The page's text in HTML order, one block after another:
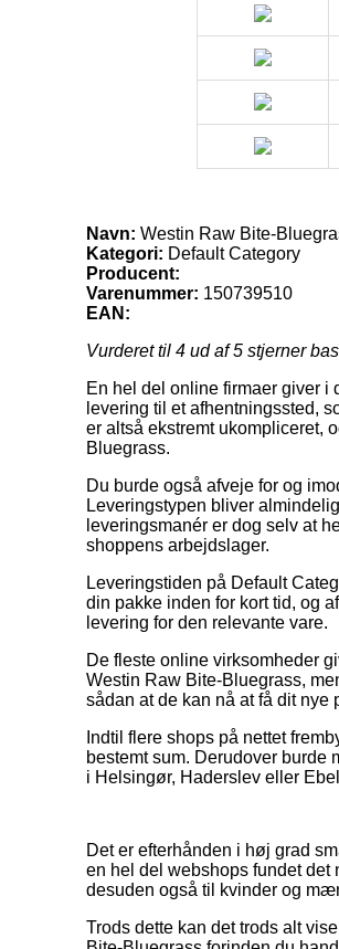
Navn: Westin Raw Bite-
Kategori: Default Category
Producent:
Varenummer: 150739510
EAN:
Vurderet til 4 ud af 5 stjerner
En hel del online firmaer giver
levering til et afhentningssted,
er altså ekstremt ukompliceret,
Bluegrass.
Du burde også afveje for og
Leveringstypen bliver
leveringsmanér er dog selv at
shoppens arbejdslager.
Leveringstiden på Default
din pakke inden for kort tid, og
levering for den relevante vare.
De fleste online virksomheder
Westin Raw Bite-Bluegrass,
sådan at de kan nå at få dit nye
Indtil flere shops på nettet
bestemt sum. Derudover
i Helsingør, Haderslev eller
Det er efterhånden i høj grad
en hel del webshops fundet det
desuden også til kvinder og
Trods dette kan det trods alt